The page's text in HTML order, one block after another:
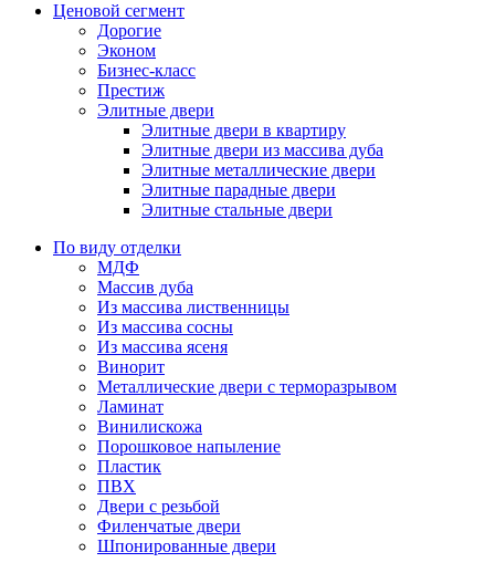
Ценовой сегмент
Дорогие
Эконом
Бизнес-класс
Престиж
Элитные двери
Элитные двери в квартиру
Элитные двери из массива дуба
Элитные металлические двери
Элитные парадные двери
Элитные стальные двери
По виду отделки
МДФ
Массив дуба
Из массива лиственницы
Из массива сосны
Из массива ясеня
Винорит
Металлические двери с терморазрывом
Ламинат
Винилискожа
Порошковое напыление
Пластик
ПВХ
Двери с резьбой
Филенчатые двери
Шпонированные двери